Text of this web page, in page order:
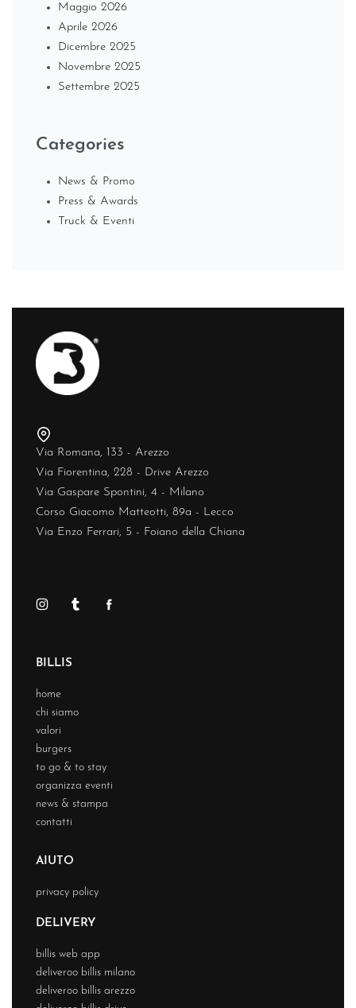
Maggio 2026
Aprile 2026
Dicembre 2025
Novembre 2025
Settembre 2025
Categories
News & Promo
Press & Awards
Truck & Eventi
Via Romana, 133 - Arezzo
Via Fiorentina, 228 - Drive Arezzo
Via Gaspare Spontini, 4 - Milano
Corso Giacomo Matteotti, 89a - Lecco
Via Enzo Ferrari, 5 - Foiano della Chiana
BILLIS
home
chi siamo
valori
burgers
to go & to stay
organizza eventi
news & stampa
contatti
AIUTO
privacy policy
DELIVERY
billis web app
deliveroo billis milano
deliveroo billis arezzo